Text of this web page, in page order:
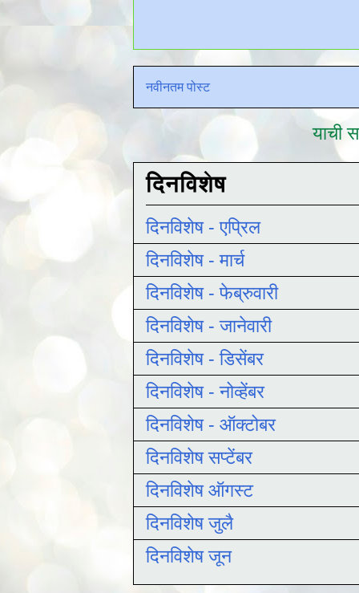
नवीनतम पोस्ट
याची
दिनविशेष
दिनविशेष - एप्रिल
दिनविशेष - मार्च
दिनविशेष - फेब्रुवारी
दिनविशेष - जानेवारी
दिनविशेष - डिसेंबर
दिनविशेष - नोव्हेंबर
दिनविशेष - ऑक्टोबर
दिनविशेष सप्टेंबर
दिनविशेष ऑगस्ट
दिनविशेष जुलै
दिनविशेष जून